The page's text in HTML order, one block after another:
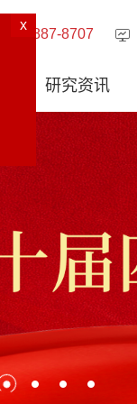
400-887-8707
研究资讯